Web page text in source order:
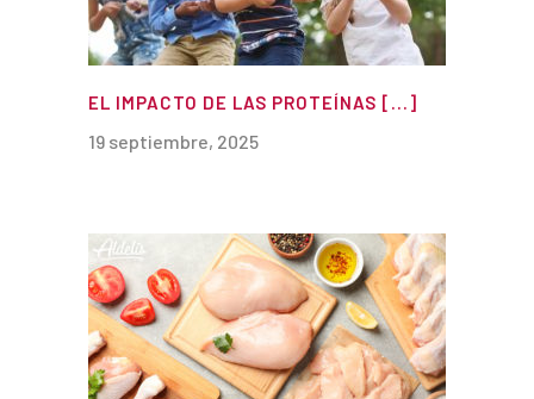
EL IMPACTO DE LAS PROTEÍNAS [...]
19 septiembre, 2025